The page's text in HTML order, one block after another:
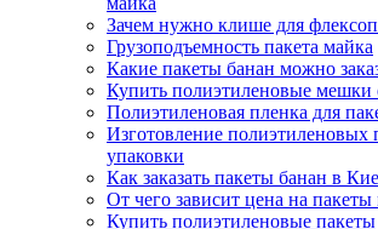
Зачем нужно клише для
Грузоподъемность пакета майка
Какие пакеты банан можно
Купить полиэтиленовые мешки
Полиэтиленовая пленка для
Изготовление полиэтиленовых
упаковки
Как заказать пакеты банан в
От чего зависит цена на пакеты
Купить полиэтиленовые пакеты